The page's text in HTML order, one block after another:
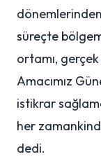
süreçte
ortamı,
Amacımız
istikrar
her
dedi.